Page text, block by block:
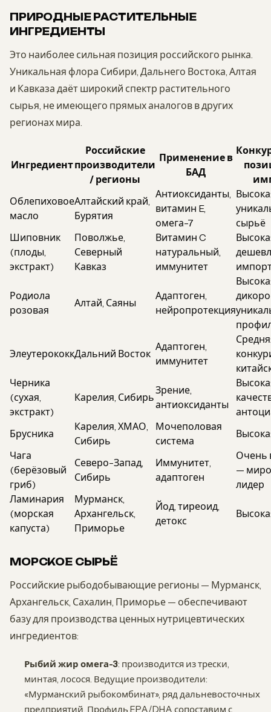
ПРИРОДНЫЕ РАСТИТЕЛЬНЫЕ
ИНГРЕДИЕНТЫ
Это наиболее сильная позиция российского рынка.
Уникальная флора Сибири, Дальнего Востока, Алтая
и Кавказа даёт широкий спектр растительного
сырья, не имеющего прямых аналогов в других
регионах мира.
Ингредиент
Российские
производители
/ регионы
Применение в
БАД
Облепиховое
масло
Алтайский край,
Бурятия
Антиоксиданты,
витамин E,
омега-7
сырьё
Шиповник
(плоды,
экстракт)
Поволжье,
Северный
Кавказ
Витамин C
натуральный,
иммунитет
Родиола
розовая
Алтай, Саяны
Адаптоген,
нейропротекция
ЭлеутерококкДальний Восток
Адаптоген,
иммунитет
Черника
(сухая,
экстракт)
Карелия, Сибирь
Зрение,
антиоксиданты
Брусника
Карелия, ХМАО,
Сибирь
Мочеполовая
система
Чага
(берёзовый
гриб)
Северо-Запад,
Сибирь
Иммунитет,
адаптоген
Очень
—
лидер
Ламинария
(морская
капуста)
Мурманск,
Архангельск,
Приморье
Йод, тиреоид,
детокс
МОРСКОЕ СЫРЬЁ
Российские рыбодобывающие регионы — Мурманск,
Архангельск, Сахалин, Приморье — обеспечивают
базу для производства ценных нутрицевтических
ингредиентов:
Рыбий жир омега-3: производится из трески,
минтая, лосося. Ведущие производители:
«Мурманский рыбокомбинат», ряд дальневосточных
предприятий. Профиль EPA/DHA сопоставим с